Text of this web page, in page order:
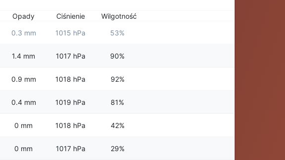
Opady Ciśnienie Wilgotność
0.3 mm 1015 hPa 53%
1.4 mm 1017 hPa 90%
0.9 mm 1018 hPa 92%
0.4 mm 1019 hPa 81%
0 mm 1018 hPa 42%
0 mm 1017 hPa 29%